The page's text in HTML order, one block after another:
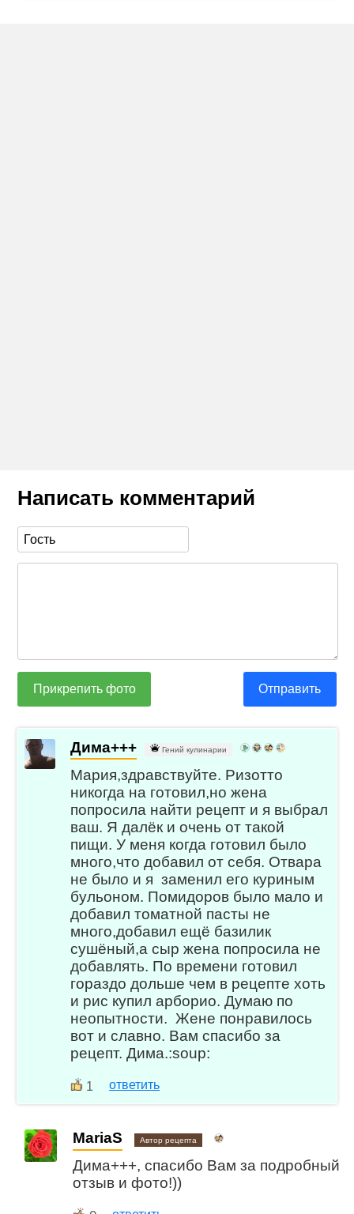
Написать комментарий
Прикрепить фото Отправить
Дима+++ Гений кулинарии
Мария,здравствуйте. Ризотто
никогда на готовил,но жена
попросила найти рецепт и я выбрал
ваш. Я далёк и очень от такой
пищи. У меня когда готовил было
много,что добавил от себя. Отвара
не было и я заменил его куриным
бульоном. Помидоров было мало и
добавил томатной пасты не
много,добавил ещё базилик
сушёный,а сыр жена попросила не
добавлять. По времени готовил
гораздо дольше чем в рецепте хоть
и рис купил арборио. Думаю по
неопытности. Жене понравилось
вот и славно. Вам спасибо за
рецепт. Дима.:soup:
1 ответить
MariaS Автор рецепта
Дима+++, спасибо Вам за подробный
отзыв и фото!))